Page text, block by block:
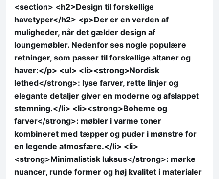
<section> <h2>Design til forskellige
havetyper</h2> <p>Der er en verden af
muligheder, når det gælder design af
loungemøbler. Nedenfor ses nogle populære
retninger, som passer til forskellige altaner og
haver:</p> <ul> <li><strong>Nordisk
lethed</strong>: lyse farver, rette linjer og
elegante detaljer giver en moderne og afslappet
stemning.</li> <li><strong>Boheme og
farver</strong>: møbler i varme toner
kombineret med tæpper og puder i mønstre for
en legende atmosfære.</li> <li>
<strong>Minimalistisk luksus</strong>: mørke
nuancer, runde former og høj kvalitet i materialer